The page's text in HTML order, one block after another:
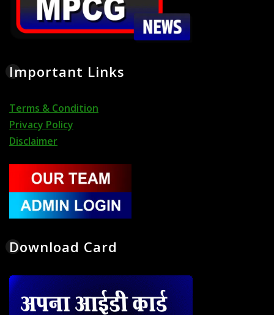
Important Links
Terms & Condition
Privacy Policy
Disclaimer
Download Card